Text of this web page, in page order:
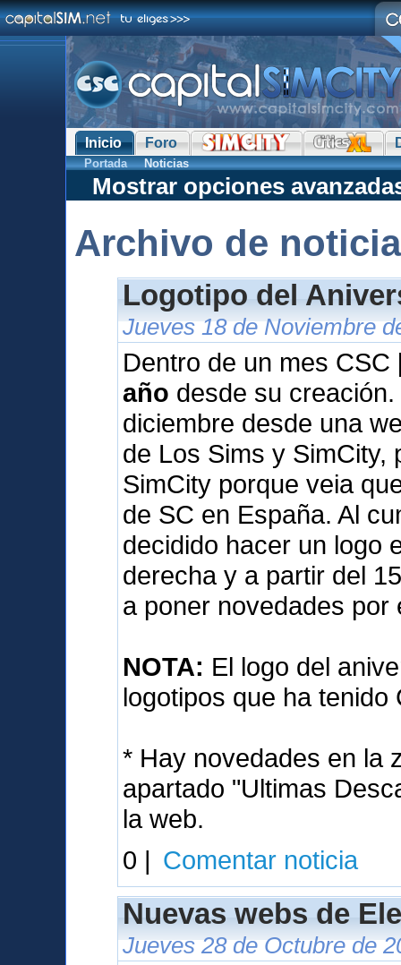
Inicio Foro
Portada Noticias
Mostrar opciones
Archivo de
Logotipo del
Jueves 18 de Noviembre
Dentro de un mes
año desde su
diciembre desde una
de Los Sims y SimCity,
SimCity porque veia
de SC en España. Al
decidido hacer un logo
derecha y a partir del
a poner novedades
NOTA: El logo del
logotipos que ha tenido
* Hay novedades en la
apartado "Ultimas
la web.
0 | Comentar noticia
Nuevas webs de
Jueves 28 de Octubre de